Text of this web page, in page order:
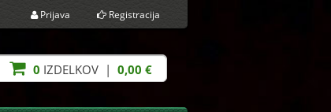
Prijava Registracija
0 IZDELKOV | 0,00 €